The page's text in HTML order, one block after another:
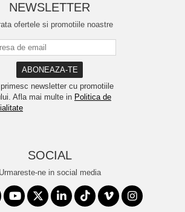
NEWSLETTER
ofertele si promotiile noastre
newsletter cu promotiile
Afla mai multe in Politica de
SOCIAL
Urmareste-ne in social media